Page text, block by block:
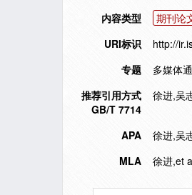
内容类型
期刊论
URI标识
http://
专题
多媒体
推荐引用方式
GB/T 7714
徐进,吴
APA 徐进,吴
MLA
徐进,et